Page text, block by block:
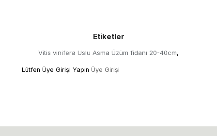
Etiketler
Vitis vinifera Uslu Asma Üzüm fidanı 20-40cm,
Lütfen Üye Girişi Yapın Üye Girişi